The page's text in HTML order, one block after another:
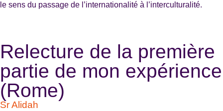
le sens du passage de l’internationalité à l’interculturalité.
Relecture de la première
partie de mon expérience
(Rome)
Sr Alidah